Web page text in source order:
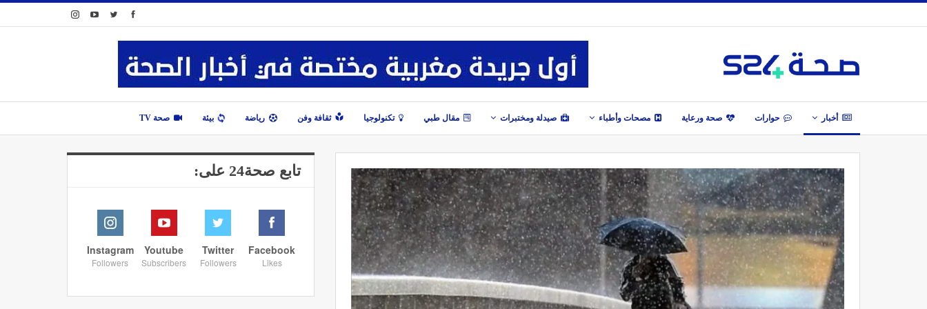
أخبار حوارات صحة ورعاية مصحات وأطباء صيدلة ومختبرات مقال طبي تكنولوجيا ثقافة وفن رياضة بيئة صحة TV
تابع صحة24 على:
Facebook
Likes
Twitter
Followers
Youtube
Subscribers
Instagram
Followers